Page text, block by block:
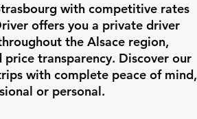
with competitive rates
offers you a private driver
the Alsace region,
transparency. Discover our
with complete peace of mind,
or personal.